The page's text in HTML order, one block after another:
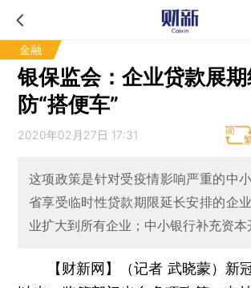
金融
银保监会：企业贷款展
防“搭便车”
2020年02月27日 17:31
这项政策是针对受疫情影响严重的中
省享受临时性贷款期限延长安排的企
业扩大到所有企业；中小银行补充资本
【财新网】（记者 武晓蒙） 新